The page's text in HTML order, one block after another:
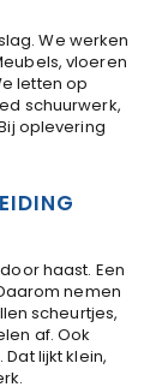
We werken
vloeren
letten op
schuurwerk,
oplevering
haast. Een
nemen
scheurtjes,
af. Ook
lijkt klein,